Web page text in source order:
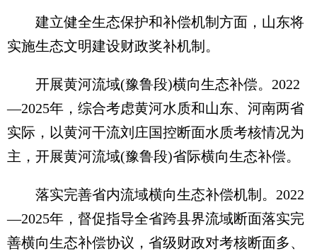
建立健全生态保护和补偿机制方面，山东将
实施生态文明建设财政奖补机制。
开展黄河流域(豫鲁段)横向生态补偿。2022
—2025年，综合考虑黄河水质和山东、河南两省
实际，以黄河干流刘庄国控断面水质考核情况为
主，开展黄河流域(豫鲁段)省际横向生态补偿。
落实完善省内流域横向生态补偿机制。2022
—2025年，督促指导全省跨县界流域断面落实完
善横向生态补偿协议，省级财政对考核断面多、